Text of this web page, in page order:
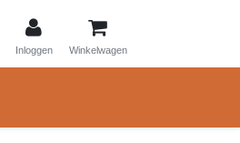
Inloggen Winkelwagen